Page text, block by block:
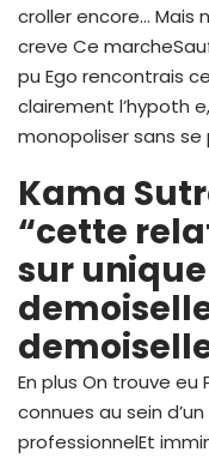
croller encore… Mais
creve Ce
pu Ego rencontrais
clairement l’hypoth
monopoliser sans
Kama
“cette
sur
En plus On trouve eu
connues au sein
professionnelEt